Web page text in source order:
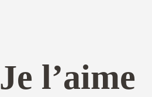
Je l’aime